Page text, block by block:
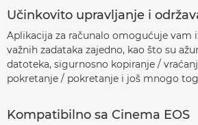
Učinkovito upravljanje i
Aplikacija za računalo omogućuje vam
važnih zadataka zajedno, kao što su
datoteka, sigurnosno kopiranje /
pokretanje / pokretanje i još mnogo
Kompatibilno sa Cinema EOS